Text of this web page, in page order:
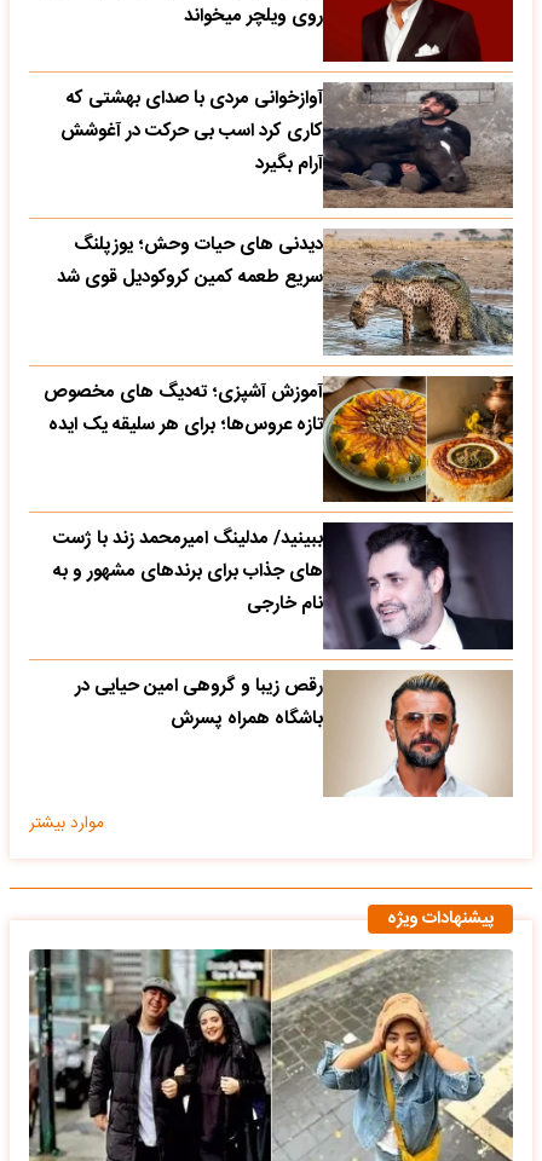
روی ویلچر میخواند
آوازخوانی مردی با صدای بهشتی که
کاری کرد اسب بی حرکت در آغوشش
آرام بگیرد
دیدنی های حیات وحش؛ یوزپلنگ
سریع طعمه کمین کروکودیل قوی شد
آموزش آشپزی؛ ته‌دیگ‌ های مخصوص
تازه‌ عروس‌ها؛ برای هر سلیقه یک ایده
ببینید/ مدلینگ امیرمحمد زند با ژست
های جذاب برای برندهای مشهور و به
نام خارجی
رقص زیبا و گروهی امین حیایی در
باشگاه همراه پسرش
موارد بیشتر
پیشنهادات ویژه